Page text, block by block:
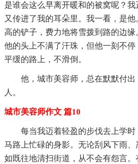
是谁会这么早离开暖和的被窝呢？
又传进了我的耳朵里。我一看，是
高的铲子，费力地将雪拨到路的边
他的头上不满了汗珠，但他一刻不
平缓的路上，不滑倒。
他，城市美容师，总在默默付出
人。
城市美容师作文 篇10
每当我迈着轻盈的步伐去上学时
马路上忙碌的身影。无论刮风下雨
如既往地清扫街道，从不会有怨言。